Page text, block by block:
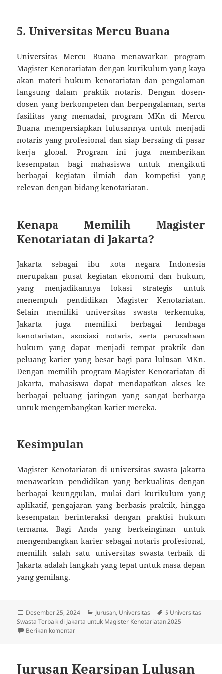
5.Universitas Mercu Buana
Universitas Mercu Buana menawarkan program
Magister Kenotariatan dengan kurikulum yang kaya
akan materi hukum kenotariatan dan pengalaman
langsung dalam praktik notaris. Dengan dosen-
dosen yang berkompeten dan berpengalaman, serta
fasilitas yang memadai, program MKn di Mercu
Buana mempersiapkan lulusannya untuk menjadi
notaris yang profesional dan siap bersaing di pasar
kerja global. Program ini juga memberikan
kesempatan bagi mahasiswa untuk mengikuti
berbagai kegiatan ilmiah dan kompetisi yang
relevan dengan bidang kenotariatan.
Kenapa Memilih Magister
Kenotariatan di Jakarta?
Jakarta sebagai ibu kota negara Indonesia
merupakan pusat kegiatan ekonomi dan hukum,
yang menjadikannya lokasi strategis untuk
menempuh pendidikan Magister Kenotariatan.
Selain memiliki universitas swasta terkemuka,
Jakarta juga memiliki berbagai lembaga
kenotariatan, asosiasi notaris, serta perusahaan
hukum yang dapat menjadi tempat praktik dan
peluang karier yang besar bagi para lulusan MKn.
Dengan memilih program Magister Kenotariatan di
Jakarta, mahasiswa dapat mendapatkan akses ke
berbagai peluang jaringan yang sangat berharga
untuk mengembangkan karier mereka.
Kesimpulan
Magister Kenotariatan di universitas swasta Jakarta
menawarkan pendidikan yang berkualitas dengan
berbagai keunggulan, mulai dari kurikulum yang
aplikatif, pengajaran yang berbasis praktik, hingga
kesempatan berinteraksi dengan praktisi hukum
ternama. Bagi Anda yang berkeinginan untuk
mengembangkan karier sebagai notaris profesional,
memilih salah satu universitas swasta terbaik di
Jakarta adalah langkah yang tepat untuk masa depan
yang gemilang.
Diposkan
pada
Desember 25, 2024 Kategori
Jurusan, Universitas Tag
5 Universitas
Swasta Terbaik di Jakarta untuk Magister Kenotariatan 2025
Berikan komentaruntuk 5 Universitas Swasta Terbaik di Jakarta untuk
Jurusan Kearsipan Lulusan